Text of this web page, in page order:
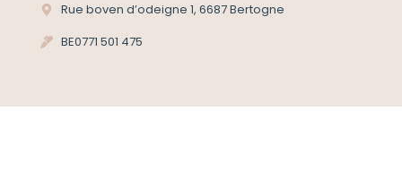
Rue boven d’odeigne 1, 6687 Bertogne
BE0771 501 475